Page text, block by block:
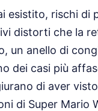
esistito, rischi di
distorti che la
un anello di
dei casi più
di aver
di Super Mario